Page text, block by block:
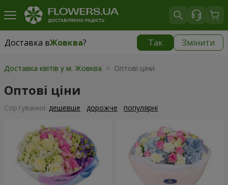
Доставка вЖовква? Так Змінити
Доставка вЖовква|
Доставка квітів у м. Жовква > Оптові ціни
Оптові ціни
Сортування: дешевше дорожче популярні